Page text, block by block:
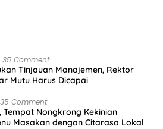
35 Comment
Tinjauan Manajemen, Rektor
Mutu Harus Dicapai
35 Comment
Tempat Nongkrong Kekinian
Masakan dengan Citarasa Lokal